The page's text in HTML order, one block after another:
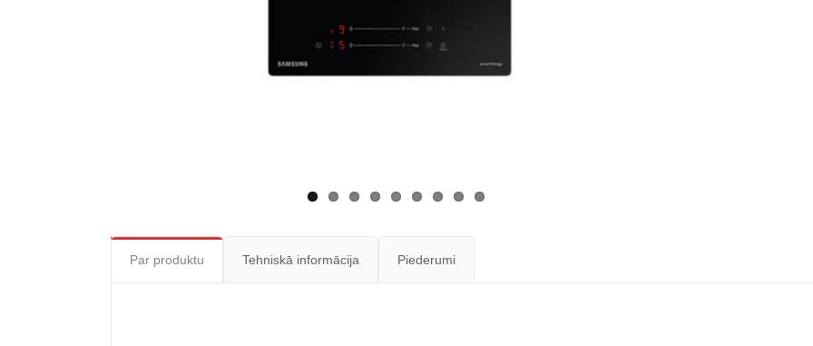
Par produktu Tehniskā informācija Piederumi